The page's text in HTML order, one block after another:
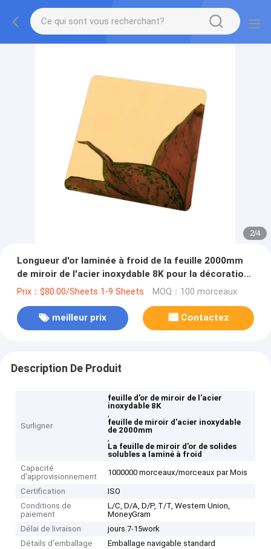
2/4
Longueur d'or laminée à froid de la feuille 2000mm
de miroir de l'acier inoxydable 8K pour la décoration
de construction
Prix：$80.00/Sheets 1-9 Sheets MOQ：100 morceaux
meilleur prix Contactez
Description De Produit
Surligner
feuille d'or de miroir de l'acier
inoxydable 8K
,
feuille de miroir d'acier inoxydable
de 2000mm
,
La feuille de miroir d'or de solides
solubles a laminé à froid
Capacité
d'approvisionnement
1000000 morceaux/morceaux par Mois
Certification
ISO
Conditions de
paiement
L/C, D/A, D/P, T/T, Western Union,
MoneyGram
Délai de livraison
jours 7-15work
Détails d'emballage
Emballage navigable standard